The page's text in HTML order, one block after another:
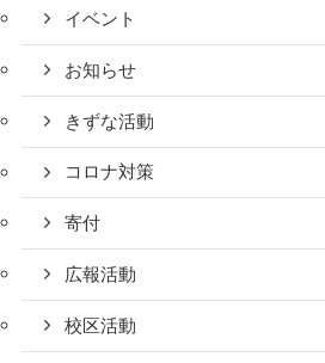
イベント
お知らせ
きずな活動
コロナ対策
寄付
広報活動
校区活動